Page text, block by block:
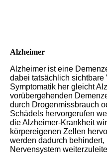
Alzheimer
Alzheimer ist eine
dabei tatsächlich sichtbare
Symptomatik her gleicht
vorübergehenden
durch Drogenmissbrauch
Schädels hervorgerufen
die Alzheimer-Krankheit
körpereigenen Zellen
werden dadurch
Nervensystem